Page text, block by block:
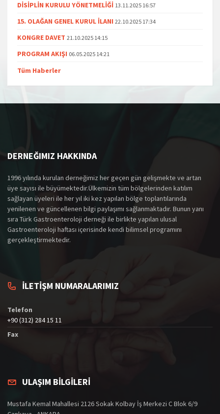
DİSİPLİN KURULU YÖNETMELİĞİ 13.11.2025 16:57
15. OLAĞAN GENEL KURUL İLANI 22.10.2025 17:34
KONGRE DAVET 21.10.2025 14:15
PROGRAM AKIŞI 06.05.2025 14:21
Tüm Haberler
DERNEĞIMIZ HAKKINDA
1996 yılında kurulan derneğimiz her geçen gün gelişmekte ve artan
üye sayısı ile büyümektedir.Ülkemizin tüm bölgelerinden katılım
sağlayan üyeleri ile her yıl iki kez yapılan bölge toplantılarında
yenilenen ve güncellenen bilgi paylaşımı sağlanmaktadır. Bunun yanı
sıra Türk Gastroenteroloji derneği ile birlikte yapılan ulusal
Gastroenteroloji haftası içerisinde kendi bilimsel programını
gerçekleştirmektedir.
İLETİŞM NUMARALARIMIZ
Telefon
+90 (312) 284 15 11
Fax
ULAŞIM BİLGİLERİ
Mustafa Kemal Mahallesi 2126 Sokak Kolbay İş Merkezi C Blok 6/9